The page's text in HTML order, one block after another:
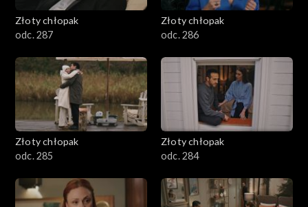
Złoty chłopak
odc. 287
Złoty chłopak
odc. 286
Złoty chłopak
odc. 285
Złoty chłopak
odc. 284